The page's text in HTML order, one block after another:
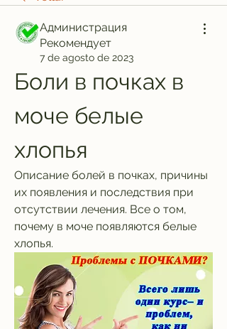
Администрация
Рекомендует
7 de agosto de 2023
Боли в почках в
моче белые
хлопья
Описание болей в почках, причины
их появления и последствия при
отсутствии лечения. Все о том,
почему в моче появляются белые
хлопья.